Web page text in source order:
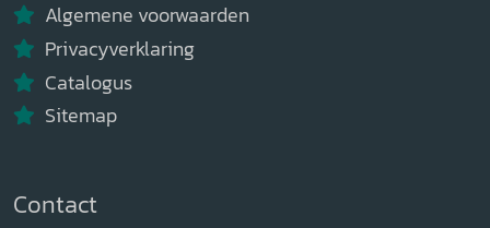
Algemene voorwaarden
Privacyverklaring
Catalogus
Sitemap
Contact